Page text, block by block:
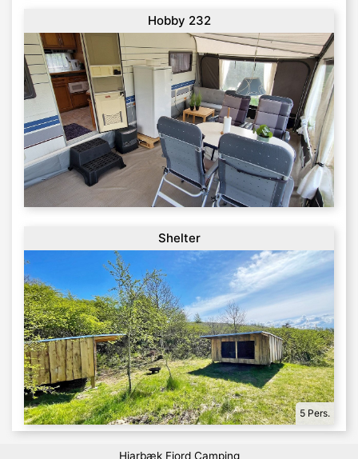
Hobby 232
Shelter
5 Pers.
Hjarbæk Fjord Camping